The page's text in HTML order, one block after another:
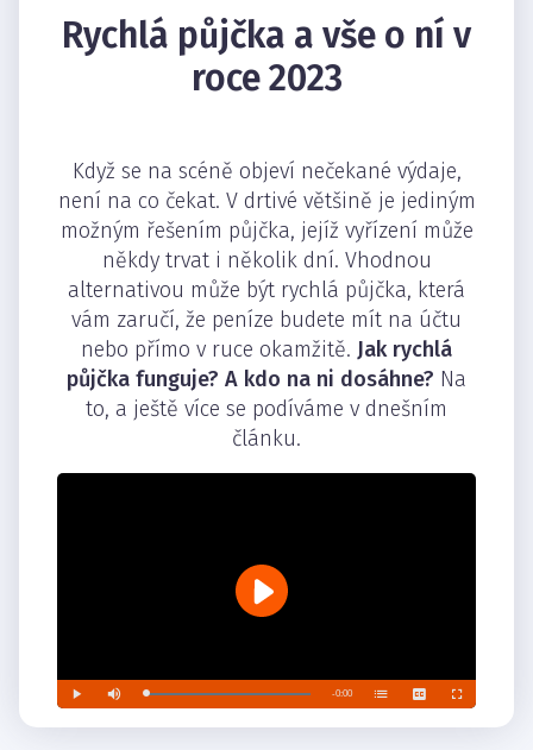
Rychlá půjčka a vše o ní v
roce 2023
Když se na scéně objeví nečekané výdaje,
není na co čekat. V drtivé většině je jediným
možným řešením půjčka, jejíž vyřízení může
někdy trvat i několik dní. Vhodnou
alternativou může být rychlá půjčka, která
vám zaručí, že peníze budete mít na účtu
nebo přímo v ruce okamžitě. Jak rychlá
půjčka funguje? A kdo na ni dosáhne? Na
to, a ještě více se podíváme v dnešním
článku.